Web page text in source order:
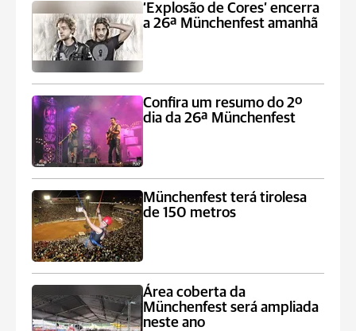
‘Explosão de Cores’ encerra
a 26ª Münchenfest amanhã
Confira um resumo do 2º
dia da 26ª Münchenfest
Münchenfest terá tirolesa
de 150 metros
Área coberta da
Münchenfest será ampliada
neste ano